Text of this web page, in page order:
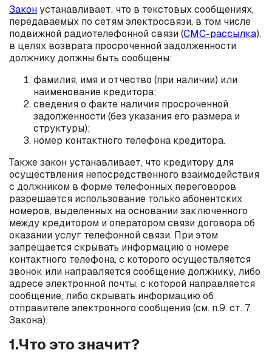
Законустанавливает, что в текстовых сообщениях,
передаваемых по сетям электросвязи, в том числе
подвижной радиотелефонной связи (СМС-рассылка),
в целях возврата просроченной задолженности
должнику должны быть сообщены:
фамилия, имя и отчество (при наличии) или
наименование кредитора;
сведения о факте наличия просроченной
задолженности (без указания его размера и
структуры);
номер контактного телефона кредитора.
Также закон устанавливает, что кредитору для
осуществления непосредственного взаимодействия
с должником в форме телефонных переговоров
разрешается использование только абонентских
номеров, выделенных на основании заключенного
между кредитором и оператором связи договора об
оказании услуг телефонной связи. При этом
запрещается скрывать информацию о номере
контактного телефона, с которого осуществляется
звонок или направляется сообщение должнику, либо
адресе электронной почты, с которой направляется
сообщение, либо скрывать информацию об
отправителе электронного сообщения (см. п.9. ст. 7
Закона).
1.Что это значит?